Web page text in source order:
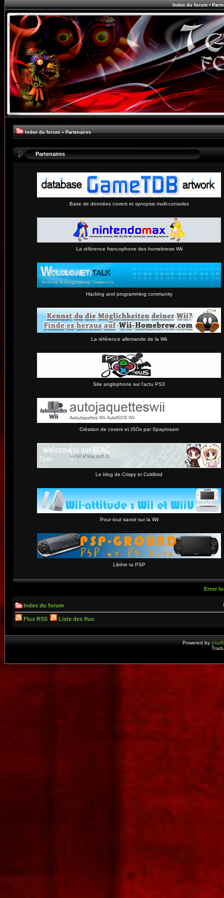
Index du forum•
Index du forum » Partenaires
Partenaires
Base de données covers et synopsis multi-consoles
La référence francophone des homebrews Wii
Hacking and programming community
La référence allemande de la Wii
Site anglophone sur l'actu PS3
Création de covers et ISOs par Spayrosam
Le blog de Crispy et Coldbird
Pour tout savoir sur la Wii
Libère ta PSP
Error
Index du forum
Flux RSS Liste des flux
Powered by